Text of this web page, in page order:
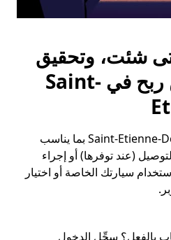
شئت، وتحقيق
ما تحتاج إليه من ربح في Saint-
حقِّق الأرباح في مدينة Saint-Etienne-De-Chi بما يناسب
(عند توفرها) أو إجراء
سيارتك الخاصة أو اختيار
بالفعل؟ سجِّل الدخول